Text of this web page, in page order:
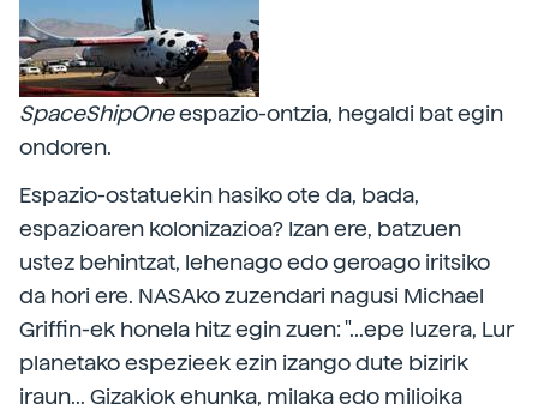
SpaceShipOneespazio-ontzia, hegaldi bat egin
ondoren.
Espazio-ostatuekin hasiko ote da, bada,
espazioaren kolonizazioa? Izan ere, batzuen
ustez behintzat, lehenago edo geroago iritsiko
da hori ere. NASAko zuzendari nagusi Michael
Griffin-ek honela hitz egin zuen: "...epe luzera, Lur
planetako espezieek ezin izango dute bizirik
iraun... Gizakiok ehunka, milaka edo milioika